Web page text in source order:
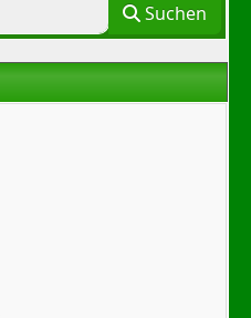
Suchen